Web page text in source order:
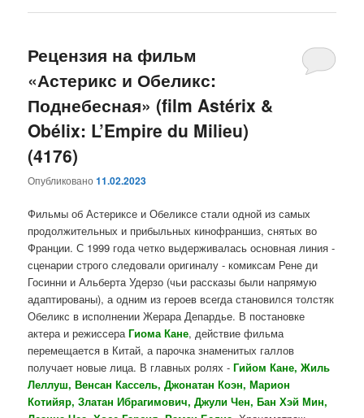
Рецензия на фильм
«Астерикс и Обеликс:
Поднебесная» (film Astérix &
Obélix: L’Empire du Milieu)
(4176)
Опубликовано11.02.2023
Фильмы об Астериксе и Обеликсе стали одной из самых
продолжительных и прибыльных кинофраншиз, снятых во
Франции. С 1999 года четко выдерживалась основная линия -
сценарии строго следовали оригиналу - комиксам Рене ди
Госинни и Альберта Удерзо (чьи рассказы были напрямую
адаптированы), а одним из героев всегда становился толстяк
Обеликс в исполнении Жерара Депардье. В постановке
актера и режиссераГиома Кане, действие фильма
перемещается в Китай, а парочка знаменитых галлов
получает новые лица. В главных ролях -Гийом Кане, Жиль
Леллуш, Венсан Кассель, Джонатан Коэн, Марион
Котийяр, Златан Ибрагимович, Джули Чен, Бан Хэй Мин,